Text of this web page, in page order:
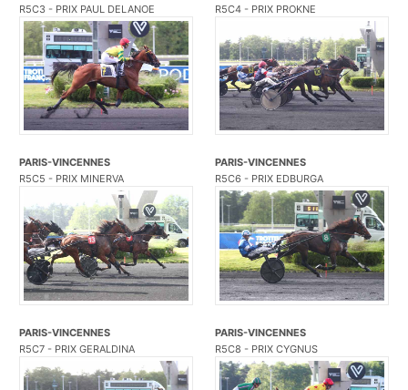
R5C3 - PRIX PAUL DELANOE
R5C4 - PRIX PROKNE
PARIS-VINCENNES
R5C5 - PRIX MINERVA
PARIS-VINCENNES
R5C6 - PRIX EDBURGA
PARIS-VINCENNES
R5C7 - PRIX GERALDINA
PARIS-VINCENNES
R5C8 - PRIX CYGNUS